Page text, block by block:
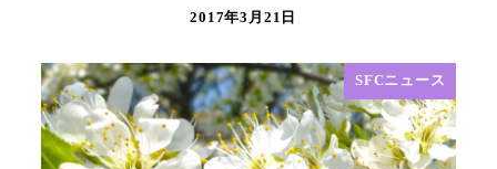
2017年3月21日
SFCニュース